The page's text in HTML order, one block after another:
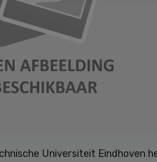
Universiteit Eindhoven